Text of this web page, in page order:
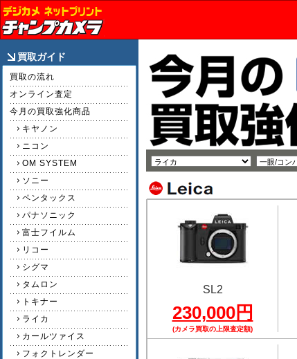
買取ガイド
買取の流れ
オンライン査定
今月の買取強化商品
キヤノン
ニコン
OM SYSTEM
ソニー
ペンタックス
パナソニック
富士フイルム
リコー
シグマ
タムロン
トキナー
ライカ
カールツァイス
フォクトレンダー
SL2
230,000円
(カメラ買取の上限査定額)